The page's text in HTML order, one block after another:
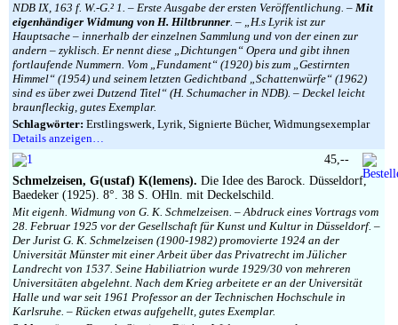
NDB IX, 163 f. W.-G.² 1. – Erste Ausgabe der ersten Veröffentlichung. – Mit
eigenhändiger Widmung von H. Hiltbrunner. – „H.s Lyrik ist zur
Hauptsache – innerhalb der einzelnen Sammlung und von der einen zur
andern – zyklisch. Er nennt diese „Dichtungen“ Opera und gibt ihnen
fortlaufende Nummern. Vom „Fundament“ (1920) bis zum „Gestirnten
Himmel“ (1954) und seinem letzten Gedichtband „Schattenwürfe“ (1962)
sind es über zwei Dutzend Titel“ (H. Schumacher in NDB). – Deckel leicht
braunfleckig, gutes Exemplar.
Schlagwörter: Erstlingswerk, Lyrik, Signierte Bücher, Widmungsexemplar
Details anzeigen…
Schmelzeisen, G(ustaf) K(lemens). Die Idee des Barock. Düsseldorf,
Baedeker (1925). 8°. 38 S. OHln. mit Deckelschild.
Mit eigenh. Widmung von G. K. Schmelzeisen. – Abdruck eines Vortrags vom
28. Februar 1925 vor der Gesellschaft für Kunst und Kultur in Düsseldorf. –
Der Jurist G. K. Schmelzeisen (1900-1982) promovierte 1924 an der
Universität Münster mit einer Arbeit über das Privatrecht im Jülicher
Landrecht von 1537. Seine Habiliatrion wurde 1929/30 von mehreren
Universitäten abgelehnt. Nach dem Krieg arbeitete er an der Universität
Halle und war seit 1961 Professor an der Technischen Hochschule in
Karlsruhe. – Rücken etwas aufgehellt, gutes Exemplar.
45,--